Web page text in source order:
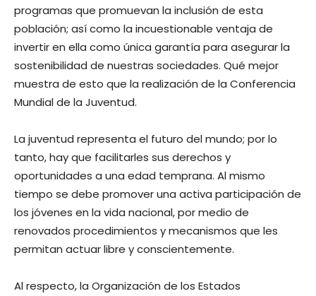
programas que promuevan la inclusión de esta
población; así como la incuestionable ventaja de
invertir en ella como única garantía para asegurar la
sostenibilidad de nuestras sociedades. Qué mejor
muestra de esto que la realización de la Conferencia
Mundial de la Juventud.
La juventud representa el futuro del mundo; por lo
tanto, hay que facilitarles sus derechos y
oportunidades a una edad temprana. Al mismo
tiempo se debe promover una activa participación de
los jóvenes en la vida nacional, por medio de
renovados procedimientos y mecanismos que les
permitan actuar libre y conscientemente.
Al respecto, la Organización de los Estados